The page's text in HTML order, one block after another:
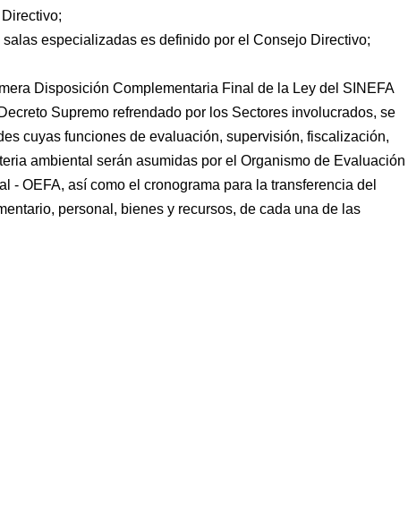
especializadas es definido por el Consejo Directivo;
Disposición Complementaria Final de la Ley del SINEFA
Supremo refrendado por los Sectores involucrados, se
cuyas funciones de evaluación, supervisión, fiscalización,
ambiental serán asumidas por el Organismo de Evaluación
- OEFA, así como el cronograma para la transferencia del
personal, bienes y recursos, de cada una de las